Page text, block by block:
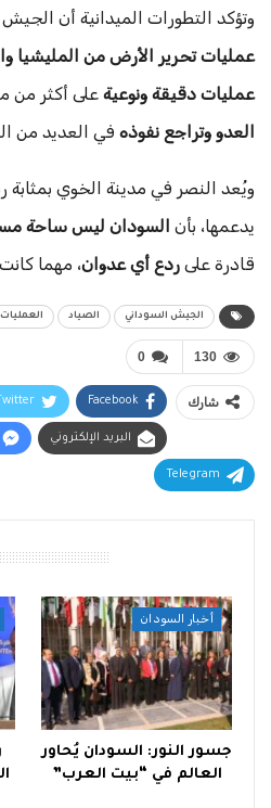
وتؤكد التطورات الميدانية أن
عمليات تحرير الأرض من المليشيا
عمليات دقيقة ونوعية على أكثر من
العدو وتراجع نفوذه في العديد من
ويُعد النصر في مدينة الخوي بمثابة
يدعمها، بأن السودان ليس ساحة
قادرة على ردع أي عدوان، مهما
الجيش السوداني الصياد
0 130
شارك Facebook
البريد الإلكتروني
Telegram
أخبار السودان
جسور النور: السودان يُحاور
العالم في “بيت العرب”